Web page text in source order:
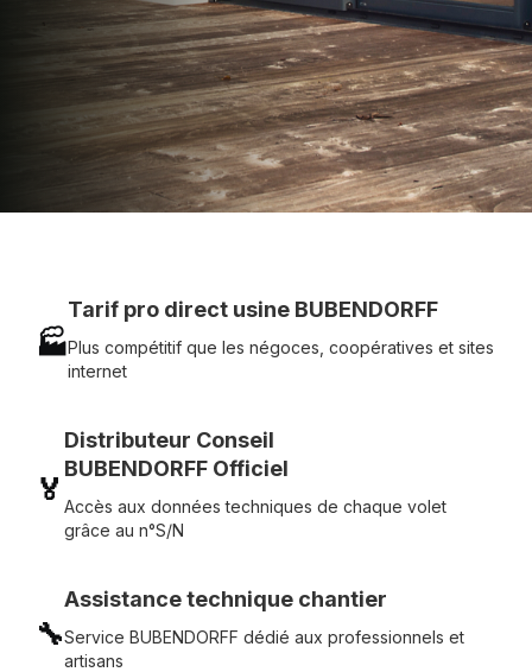
MON DEVIS MOTEUR
Voir tous nos produits
🏭
Tarif pro direct usine BUBENDORFF
Plus compétitif que les négoces, coopératives et sites
internet
🏅
Distributeur Conseil
BUBENDORFF Officiel
Accès aux données techniques de chaque volet
grâce au n°S/N
🔧
Assistance technique chantier
Service BUBENDORFF dédié aux professionnels et
artisans